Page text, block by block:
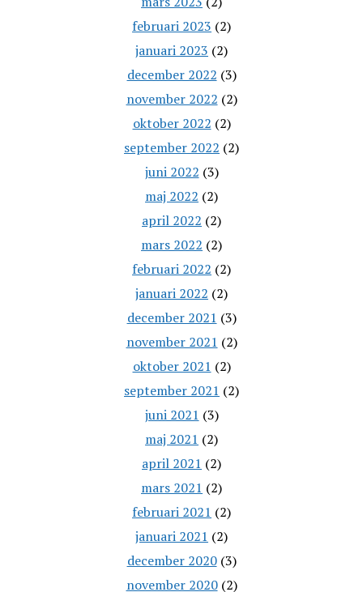
februari 2023 (2)
januari 2023 (2)
december 2022 (3)
november 2022 (2)
oktober 2022 (2)
september 2022 (2)
juni 2022 (3)
maj 2022 (2)
april 2022 (2)
mars 2022 (2)
februari 2022 (2)
januari 2022 (2)
december 2021 (3)
november 2021 (2)
oktober 2021 (2)
september 2021 (2)
juni 2021 (3)
maj 2021 (2)
april 2021 (2)
mars 2021 (2)
februari 2021 (2)
januari 2021 (2)
december 2020(3)
november 2020(2)